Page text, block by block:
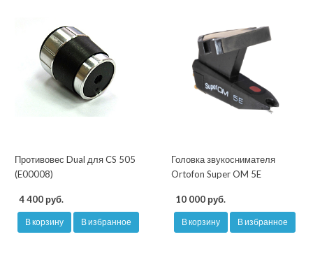
Противовес Dual для CS 505
(E00008)
4 400 руб.
В корзину В избранное
Головка звукоснимателя
Ortofon Super OM 5E
10 000 руб.
В корзину В избранное